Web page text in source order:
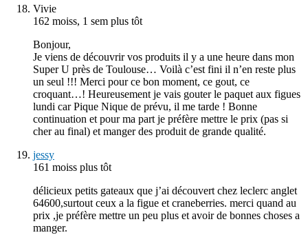
Vivie
162 moiss, 1 sem plus tôt
Bonjour,
Je viens de découvrir vos produits il y a une heure dans mon
Super U près de Toulouse… Voilà c’est fini il n’en reste plus
un seul !!! Merci pour ce bon moment, ce gout, ce
croquant…! Heureusement je vais gouter le paquet aux figues
lundi car Pique Nique de prévu, il me tarde ! Bonne
continuation et pour ma part je préfère mettre le prix (pas si
cher au final) et manger des produit de grande qualité.
jessy
161 moiss plus tôt
délicieux petits gateaux que j’ai découvert chez leclerc anglet
64600,surtout ceux a la figue et craneberries. merci quand au
prix ,je préfère mettre un peu plus et avoir de bonnes choses a
manger.